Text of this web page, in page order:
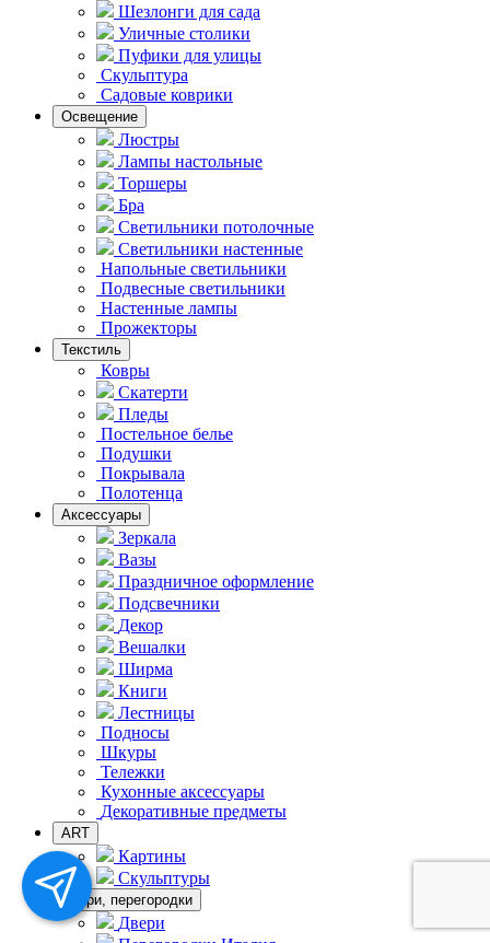
Шезлонги для сада
Уличные столики
Пуфики для улицы
Скульптура
Садовые коврики
Освещение
Люстры
Лампы настольные
Торшеры
Бра
Светильники потолочные
Светильники настенные
Напольные светильники
Подвесные светильники
Hастенные лампы
Прожекторы
Текстиль
Ковры
Скатерти
Пледы
Постельное белье
Подушки
Покрывала
Полотенца
Аксессуары
Зеркала
Вазы
Праздничное оформление
Подсвечники
Декор
Вешалки
Ширма
Книги
Лестницы
Подносы
Шкуры
Тележки
Кухонные аксессуары
Декоративные предметы
ART
Картины
Скульптуры
Двери, перегородки
Двери